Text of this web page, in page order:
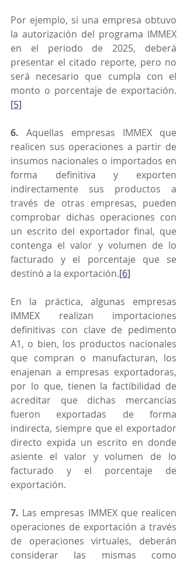
Por ejemplo, si una empresa obtuvo
la autorización del programa IMMEX
en el periodo de 2025, deberá
presentar el citado reporte, pero no
será necesario que cumpla con el
monto o porcentaje de exportación.
[5]
6. Aquellas empresas IMMEX que
realicen sus operaciones a partir de
insumos nacionales o importados en
forma definitiva y exporten
indirectamente sus productos a
través de otras empresas, pueden
comprobar dichas operaciones con
un escrito del exportador final, que
contenga el valor y volumen de lo
facturado y el porcentaje que se
destinó a la exportación.[6]
En la práctica, algunas empresas
IMMEX realizan importaciones
definitivas con clave de pedimento
A1, o bien, los productos nacionales
que compran o manufacturan, los
enajenan a empresas exportadoras,
por lo que, tienen la factibilidad de
acreditar que dichas mercancías
fueron exportadas de forma
indirecta, siempre que el exportador
directo expida un escrito en donde
asiente el valor y volumen de lo
facturado y el porcentaje de
exportación.
7. Las empresas IMMEX que realicen
operaciones de exportación a través
de operaciones virtuales, deberán
considerar las mismas como